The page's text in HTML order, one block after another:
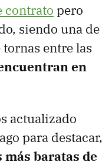
contrato pero
siendo una de
entre las
en
actualizado
para destacar,
baratas de